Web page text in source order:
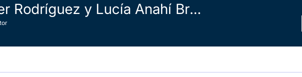
y Lucía Anahí Brogiolo
Javier Rodríguez y Lucía Anahí Brogiolo